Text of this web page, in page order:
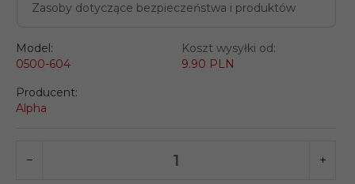
Zasoby dotyczące bezpieczeństwa i produktów
Model:
0500-604
Koszt wysyłki od:
9.90 PLN
Producent:
Alpha